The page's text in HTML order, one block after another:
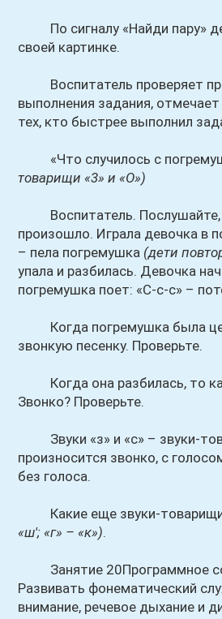
По сигналу «Найди пару»
своей картинке.
Воспитатель проверяет
выполнения задания,
тех, кто быстрее выполнил
«Что случилось с
товарищи «3» и «О»)
Воспитатель. Послушайте,
произошло. Играла девочка в
– пела погремушка (дети
упала и разбилась. Девочка
погремушка поет: «С-с-с» –
Когда погремушка была
звонкую песенку. Проверьте.
Когда она разбилась, то
Звонко? Проверьте.
Звуки «з» и «с» – звуки-
произносится звонко, с
без голоса.
Какие еще звуки-товарищи
«ш'; «г» – «к»).
Занятие 20Программное
Развивать фонематический
внимание, речевое дыхание и